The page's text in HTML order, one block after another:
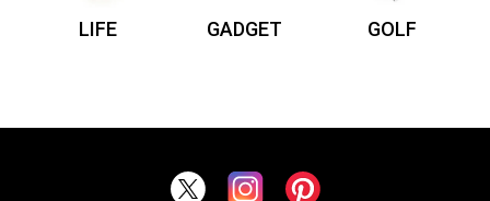
LIFE GADGET GOLF